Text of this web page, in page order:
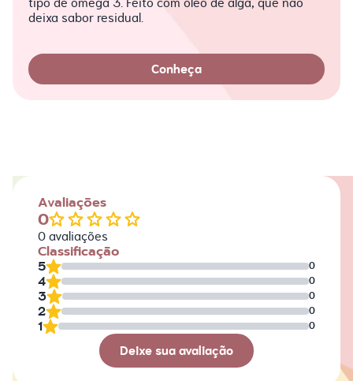
deixa sabor residual.
Conheça
Avaliações
0
0avaliações
Classificação
5 0
4 0
3 0
2 0
1 0
Deixe sua avaliação